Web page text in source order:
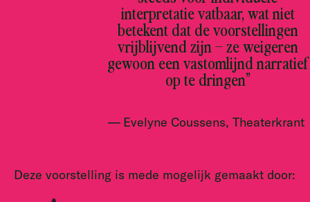
interpretatie vatbaar, wat niet
betekent dat de voorstellingen
vrijblijvend zijn – ze weigeren
gewoon een vastomlijnd narratief
op te dringen”
Evelyne Coussens, Theaterkrant
Deze voorstelling is mede mogelijk gemaakt door: